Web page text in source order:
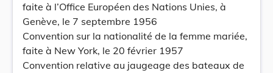
faite à l’Office Européen des Nations Unies, à
Genève, le 7 septembre 1956
Convention sur la nationalité de la femme mariée,
faite à New York, le 20 février 1957
Convention relative au jaugeage des bateaux de